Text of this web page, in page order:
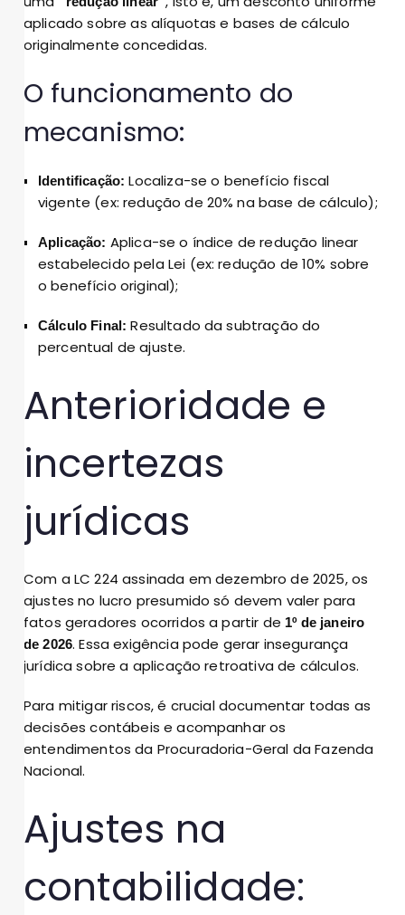
aplicado sobre as alíquotas e bases de cálculo
originalmente concedidas.
O funcionamento do
mecanismo:
Identificação: Localiza-se o benefício fiscal
vigente (ex: redução de 20% na base de cálculo);
Aplicação: Aplica-se o índice de redução linear
estabelecido pela Lei (ex: redução de 10% sobre
o benefício original);
Cálculo Final: Resultado da subtração do
percentual de ajuste.
Anterioridade e
incertezas
jurídicas
Com a LC 224 assinada em dezembro de 2025, os
ajustes no lucro presumido só devem valer para
fatos geradores ocorridos a partir de 1º de janeiro
de 2026. Essa exigência pode gerar insegurança
jurídica sobre a aplicação retroativa de cálculos.
Para mitigar riscos, é crucial documentar todas as
decisões contábeis e acompanhar os
entendimentos da Procuradoria-Geral da Fazenda
Nacional.
Ajustes na
contabilidade: